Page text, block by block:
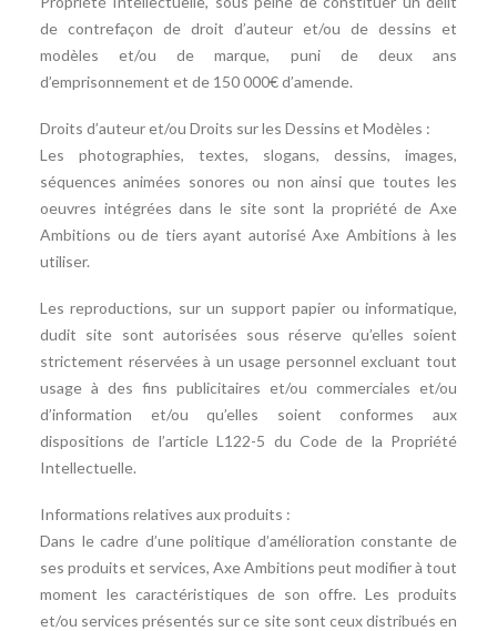
de contrefaçon de droit d’auteur et/ou de dessins et
modèles et/ou de marque, puni de deux ans
d’emprisonnement et de 150 000€ d’amende.
Droits d’auteur et/ou Droits sur les Dessins et Modèles :
Les photographies, textes, slogans, dessins, images,
séquences animées sonores ou non ainsi que toutes les
oeuvres intégrées dans le site sont la propriété de Axe
Ambitions ou de tiers ayant autorisé Axe Ambitions à les
utiliser.
Les reproductions, sur un support papier ou informatique,
dudit site sont autorisées sous réserve qu’elles soient
strictement réservées à un usage personnel excluant tout
usage à des fins publicitaires et/ou commerciales et/ou
d’information et/ou qu’elles soient conformes aux
dispositions de l’article L122-5 du Code de la Propriété
Intellectuelle.
Informations relatives aux produits :
Dans le cadre d’une politique d’amélioration constante de
ses produits et services, Axe Ambitions peut modifier à tout
moment les caractéristiques de son offre. Les produits
et/ou services présentés sur ce site sont ceux distribués en